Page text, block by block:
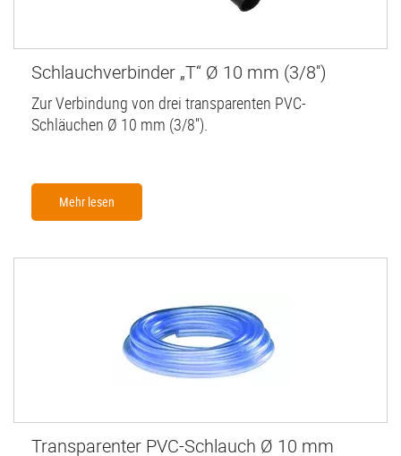
Schlauchverbinder „T“ Ø 10 mm (3/8'')
Zur Verbindung von drei transparenten PVC-
Schläuchen Ø 10 mm (3/8'').
Mehr lesen
Transparenter PVC-Schlauch Ø 10 mm